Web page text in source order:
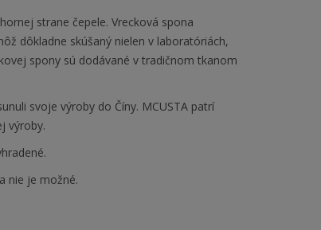
strane čepele. Vrecková spona
dôkladne skúšaný nielen v laboratóriách,
spony sú dodávané v tradičnom tkanom
svoje výroby do Číny. MCUSTA patrí
výroby.
nie je možné.